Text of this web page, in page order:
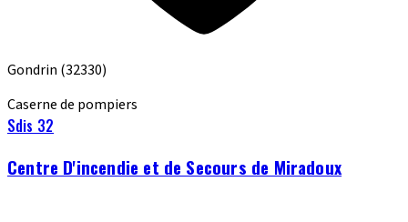
Gondrin (32330)
Caserne de pompiers
Sdis 32
Centre D'incendie et de Secours de Miradoux